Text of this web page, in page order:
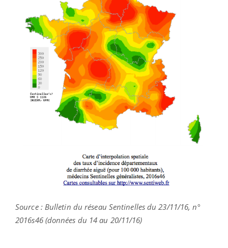
Source : Bulletin du réseau Sentinelles du 23/11/16, n°
2016s46 (données du 14 au 20/11/16)